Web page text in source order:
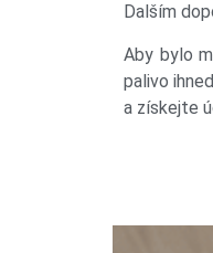
Dalším
Aby bylo
palivo
a získejte